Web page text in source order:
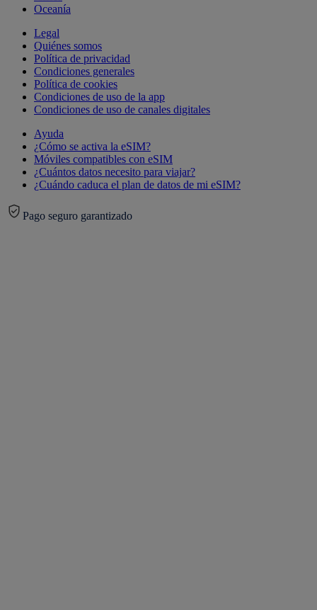
Oceanía
Legal
Quiénes somos
Política de privacidad
Condiciones generales
Política de cookies
Condiciones de uso de la app
Condiciones de uso de canales digitales
Ayuda
¿Cómo se activa la eSIM?
Móviles compatibles con eSIM
¿Cuántos datos necesito para viajar?
¿Cuándo caduca el plan de datos de mi eSIM?
Pago seguro garantizado